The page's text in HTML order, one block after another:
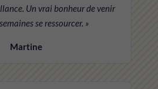
Un vrai bonheur de venir
se ressourcer. »
Martine